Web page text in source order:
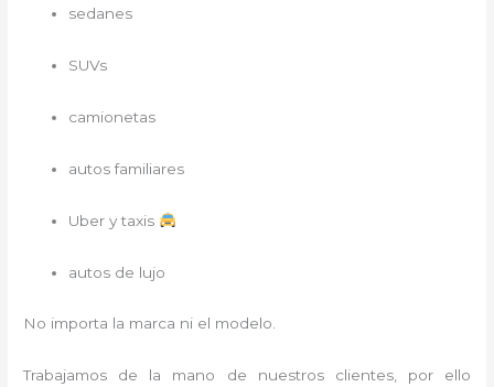
sedanes
SUVs
camionetas
autos familiares
Uber y taxis
autos de lujo
No importa la marca ni el modelo.
Trabajamos de la mano de nuestros clientes, por ello